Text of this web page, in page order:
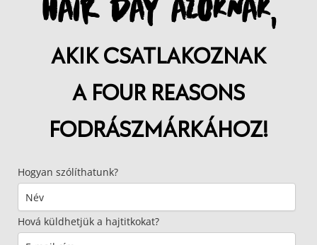
HAIR DAY AZOKNAK,
AKIK CSATLAKOZNAK
A FOUR REASONS
FODRÁSZMÁRKÁHOZ!
Hogyan szólíthatunk?
Hová küldhetjük a hajtitkokat?